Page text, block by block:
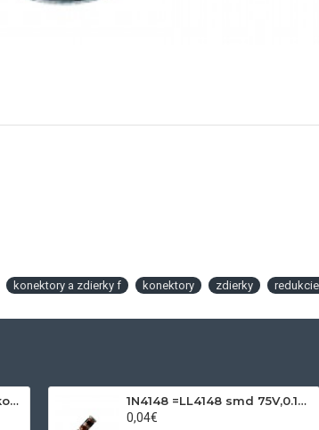
konektory a zdierky f konektory zdierky
Adaptér auto-napájací 1xkon./3x zdierka- 12/24V, USB 1000mA
1N4148 =LL4148 smd 75V,0.15A SOD80C
0,04€